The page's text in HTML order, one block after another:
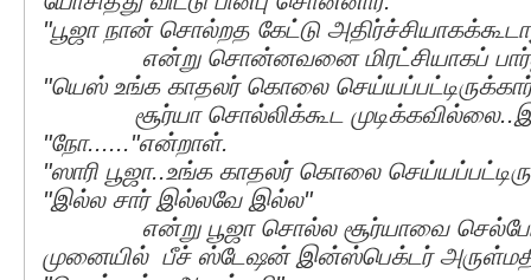
"பூஜா நான் சொல்றத கேட்டு
என்று சொன்னவனை மிரட்சியாகப்
"யெஸ் உங்க காதலர் கொலை
சூர்யா சொல்லிக்கூட
"நோ......"என்றாள்.
"ஸாரி பூஜா..உங்க காதலர் கொலை
"இல்ல சார் இல்லவே இல்ல"
என்று பூஜா சொல்ல சூர்யாவை
முனையில் பீச் ஸ்டேஷன் இன்ஸ்பெக்டர்